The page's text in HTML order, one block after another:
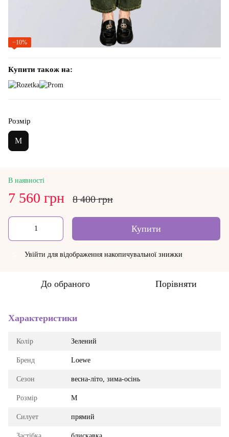
−10%
Купити також на:
Розмір
M
В наявності
7 560 грн 8 400 грн
Купити
Увійти для відображення накопичувальної знижки
До обраного Порівняти
Характеристики
Колір Зелений
Бренд Loewe
Сезон весна-літо, зима-осінь
Розмір M
Силует прямий